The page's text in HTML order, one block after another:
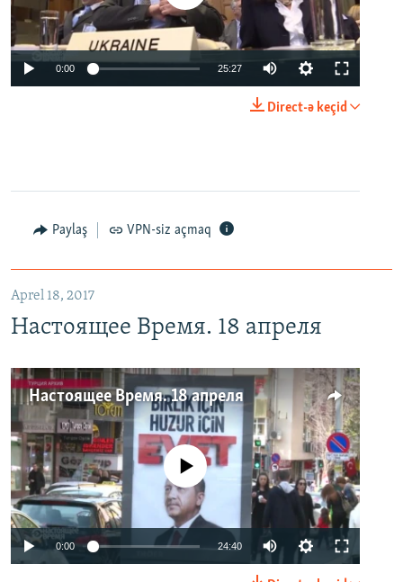
0:00 25:27
Direct-ə keçid
Paylaş VPN-siz açmaq
Aprel 18, 2017
Настоящее Время. 18 апреля
Настоящее Время. 18 апреля
No media source currently available
0:00 24:40